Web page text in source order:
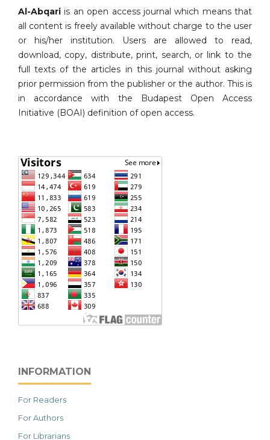
Al-Abqari is an open access journal which means that
all content is freely available without charge to the user
or his/her institution. Users are allowed to read,
download, copy, distribute, print, search, or link to the
full texts of the articles in this journal without asking
prior permission from the publisher or the author. This is
in accordance with the Budapest Open Access
Initiative (BOAI) definition of open access.
INFORMATION
For Readers
For Authors
For Librarians